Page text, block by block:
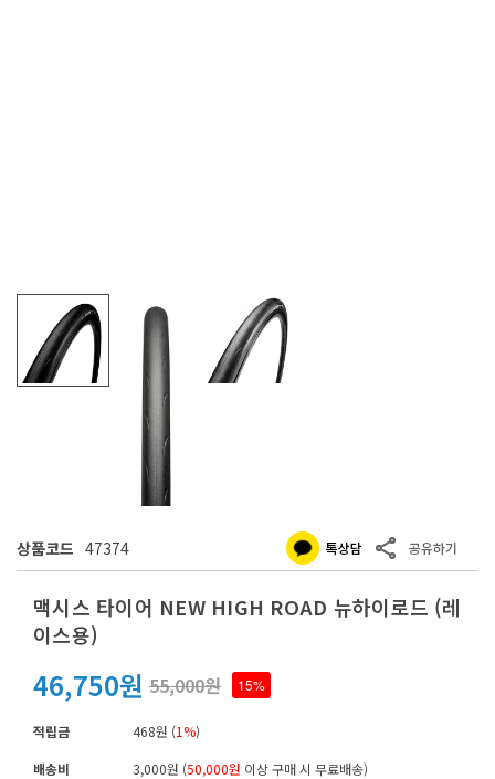
상품코드 47374
맥시스 타이어 NEW HIGH ROAD 뉴하이로드 (레
이스용)
46,750원 55,000원 15%
적립금 468원 (1%)
배송비
3,000원 (50,000원 이상 구매 시 무료배송)